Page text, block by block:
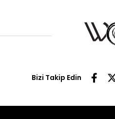
Bizi Takip Edin